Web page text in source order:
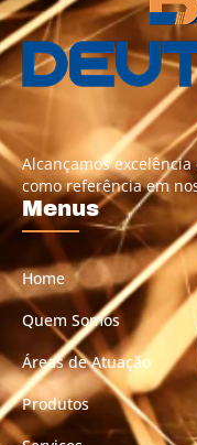
Alcançamos
como referência em
Menus
Home
Quem Somos
Áreas de Atuação
Produtos